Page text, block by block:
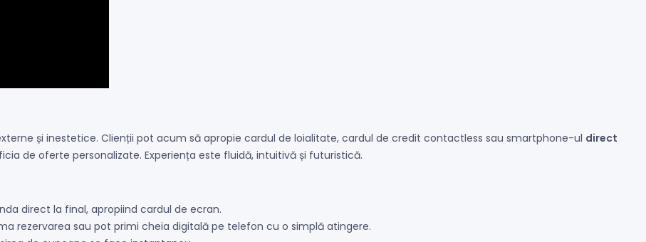
și inestetice. Clienții pot acum să apropie cardul de loialitate, cardul de credit contactless sau smartphone-ul direct
de oferte personalizate. Experiența este fluidă, intuitivă și futuristică.
direct la final, apropiind cardul de ecran.
rezervarea sau pot primi cheia digitală pe telefon cu o simplă atingere.